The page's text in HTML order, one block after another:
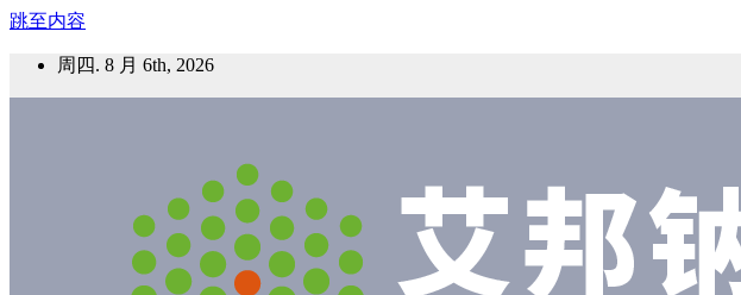
跳至内容
周四. 8 月 6th, 2026